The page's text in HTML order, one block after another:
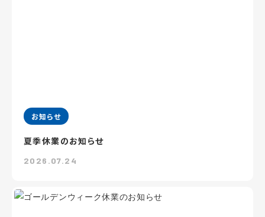
お知らせ
夏季休業のお知らせ
2026.07.24